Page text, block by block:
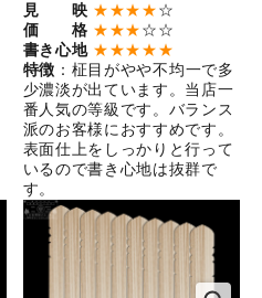
見 映 ★★★★ ☆
価 格 ★★★ ☆☆
書き心地 ★★★★★
特徴 ：柾目がやや不均一で多
少濃淡が出ています。当店一
番人気の等級です。バランス
派のお客様におすすめです。
表面仕上をしっかりと行って
いるので書き心地は抜群で
す。